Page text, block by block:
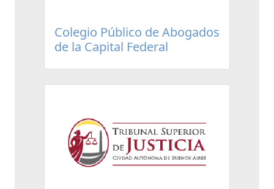
Colegio Público de Abogados
de la Capital Federal